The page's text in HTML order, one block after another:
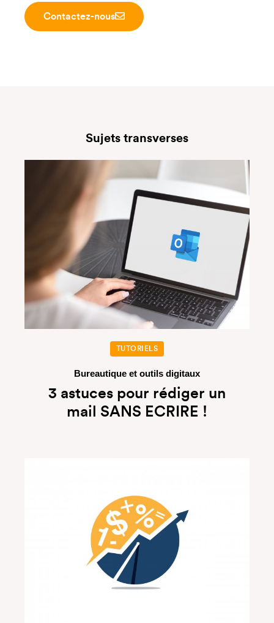
Contactez-nous
Sujets transverses
TUTORIELS
Bureautique et outils digitaux
3 astuces pour rédiger un
mail SANS ECRIRE !